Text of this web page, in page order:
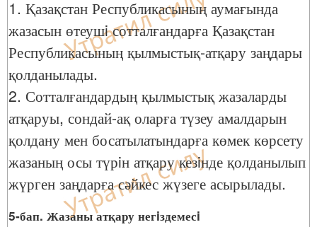
1. Қазақстан Республикасының аумағында
жазасын өтеушi сотталғандарға Қазақстан
Республикасының қылмыстық-атқару заңдары
қолданылады.
2. Сотталғандардың қылмыстық жазаларды
атқаруы, сондай-ақ оларға түзеу амалдарын
қолдану мен босатылатындарға көмек көрсету
жазаның осы түрiн атқару кезiнде қолданылып
жүрген заңдарға сәйкес жүзеге асырылады.
5-бап. Жазаны атқару негiздемесi